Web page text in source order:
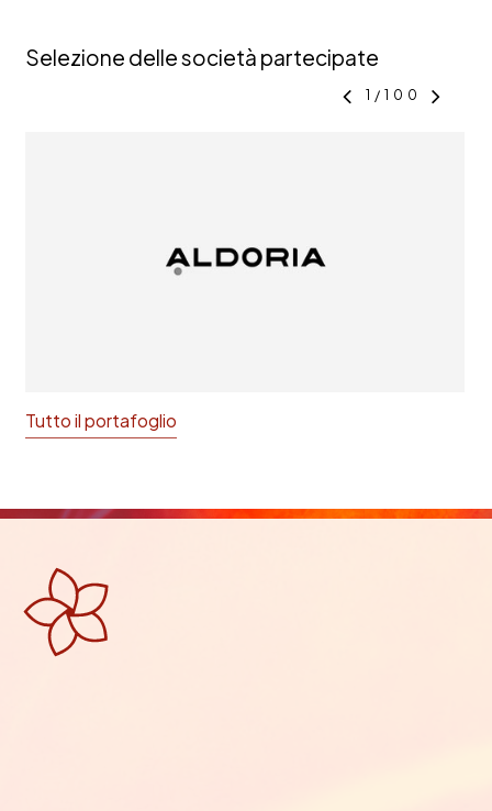
Selezione delle società partecipate
1 /100
Tutto il portafoglio